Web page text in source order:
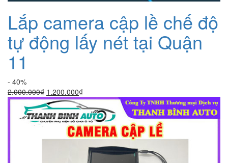
Lắp camera cập lề chế độ
tự động lấy nét tại Quận
11
- 40%
2.000.000₫ Giá
gốc
là:
2.000.000₫.
1.200.000₫Giá
hiện
tại
là:
1.200.000₫.